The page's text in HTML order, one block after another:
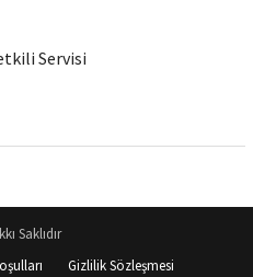
Servisi
Saklıdır
Gizlilik Sözleşmesi